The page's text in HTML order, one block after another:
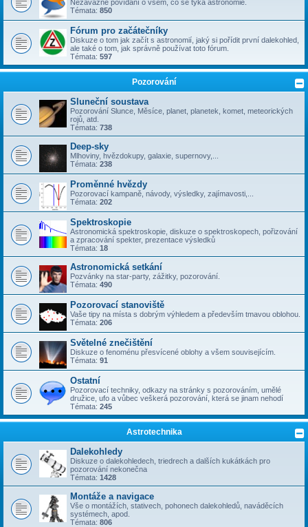
Nezávazné povídání o všem, co se týka astronomie.
Témata: 850
Fórum pro začátečníky
Diskuze o tom jak začít s astronomií, jaký si pořídit první dalekohled,
ale také o tom, jak správně používat toto fórum.
Témata: 597
Pozorování
Sluneční soustava
Pozorování Slunce, Měsíce, planet, planetek, komet, meteorických
rojů, atd.
Témata: 738
Deep-sky
Mlhoviny, hvězdokupy, galaxie, supernovy,...
Témata: 238
Proměnné hvězdy
Pozorovací kampaně, návody, výsledky, zajímavosti,...
Témata: 202
Spektroskopie
Astronomická spektroskopie, diskuze o spektroskopech, pořizování
a zpracování spekter, prezentace výsledků
Témata: 18
Astronomická setkání
Pozvánky na star-party, zážitky, pozorování.
Témata: 490
Pozorovací stanoviště
Vaše tipy na místa s dobrým výhledem a především tmavou oblohou.
Témata: 206
Světelné znečištění
Diskuze o fenoménu přesvícené oblohy a všem souvisejícím.
Témata: 91
Ostatní
Pozorovací techniky, odkazy na stránky s pozorováním, umělé
družice, ufo a vůbec veškerá pozorování, která se jinam nehodí
Témata: 245
Astrotechnika
Dalekohledy
Diskuze o dalekohledech, triedrech a dalších kukátkách pro
pozorování nekonečna
Témata: 1428
Montáže a navigace
Vše o montážích, stativech, pohonech dalekohledů, naváděcích
systémech, apod.
Témata: 806